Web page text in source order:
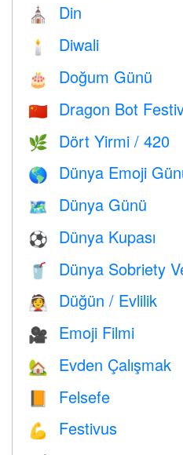
⛪️ Din
🕯 Diwali
🎂 Doğum Günü
🇨🇳 Dragon Bot
🌿 Dört Yirmi / 420
🌎 Dünya Emoji
🗺️ Dünya Günü
⚽ Dünya Kupası
🥤 Dünya Sobriety
👰 Düğün / Evlilik
🎥 Emoji Filmi
🏡 Evden Çalışmak
Felsefe
💪 Festivus